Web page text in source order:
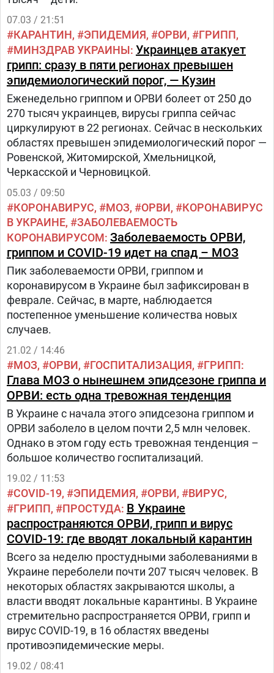
07.03 / 21:51
КАРАНТИН ЭПИДЕМИЯ ОРВИ
ГРИПП
МИНЗДРАВ УКРАИНЫ Украинцев атакует
грипп: сразу в пяти регионах превышен
эпидемиологический порог, — Кузин
Еженедельно гриппом и ОРВИ болеет от 250 до
270 тысяч украинцев, вирусы гриппа сейчас
циркулируют в 22 регионах. Сейчас в нескольких
областях превышен эпидемиологический порог —
Ровенской, Житомирской, Хмельницкой,
Черкасской и Черновицкой.
05.03 / 09:50
КОРОНАВИРУС МОЗ ОРВИ
КОРОНАВИРУС
В УКРАИНЕ
ЗАБОЛЕВАЕМОСТЬ
КОРОНАВИРУСОМ Заболеваемость ОРВИ,
гриппом и COVID-19 идет на спад – МОЗ
Пик заболеваемости ОРВИ, гриппом и
коронавирусом в Украине был зафиксирован в
феврале. Сейчас, в марте, наблюдается
постепенное уменьшение количества новых
случаев.
21.02 / 14:46
МОЗ ОРВИ ГОСПИТАЛИЗАЦИЯ ГРИПП
Глава МОЗ о нынешнем эпидсезоне гриппа и
ОРВИ: есть одна тревожная тенденция
В Украине с начала этого эпидсезона гриппом и
ОРВИ заболело в целом почти 2,5 млн человек.
Однако в этом году есть тревожная тенденция –
большое количество госпитализаций.
19.02 / 11:53
COVID-19 ЭПИДЕМИЯ ОРВИ
ВИРУС
ГРИПП
ПРОСТУДА В Украине
распространяются ОРВИ, грипп и вирус
COVID-19: где вводят локальный карантин
Всего за неделю простудными заболеваниями в
Украине переболели почти 207 тысяч человек. В
некоторых областях закрываются школы, а
власти вводят локальные карантины. В Украине
стремительно распространяется ОРВИ, грипп и
вирус COVID-19, в 16 областях введены
противоэпидемические меры.
19.02 / 08:41